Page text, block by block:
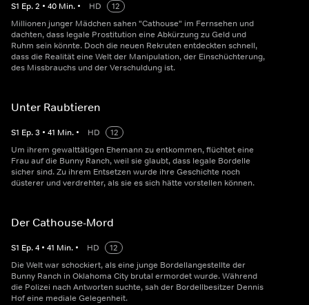
S1 Ep.2 • 40 Min. • HD
12
Millionen junger Mädchen sahen "Cathouse" im Fernsehen und
dachten, dass legale Prostitution eine Abkürzung zu Geld und
Ruhm sein könnte. Doch die neuen Rekruten entdeckten schnell,
dass die Realität eine Welt der Manipulation, der Einschüchterung,
des Missbrauchs und der Verschuldung ist.
Unter Raubtieren
S1 Ep.3 • 41 Min. • HD
12
Um ihrem gewalttätigen Ehemann zu entkommen, flüchtet eine
Frau auf die Bunny Ranch, weil sie glaubt, dass legale Bordelle
sicher sind. Zu ihrem Entsetzen wurde ihre Geschichte noch
düsterer und verdrehter, als sie es sich hätte vorstellen können.
Der Cathouse-Mord
S1 Ep.4 • 41 Min. • HD
12
Die Welt war schockiert, als eine junge Bordellangestellte der
Bunny Ranch in Oklahoma City brutal ermordet wurde. Während
die Polizei nach Antworten suchte, sah der Bordellbesitzer Dennis
Hof eine mediale Gelegenheit.